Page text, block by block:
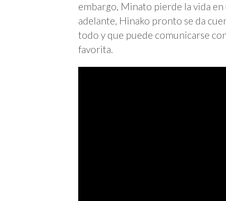
embargo, Minato pierde la vida
adelante, Hinako pronto se da
todo y que puede comunicarse
favorita.